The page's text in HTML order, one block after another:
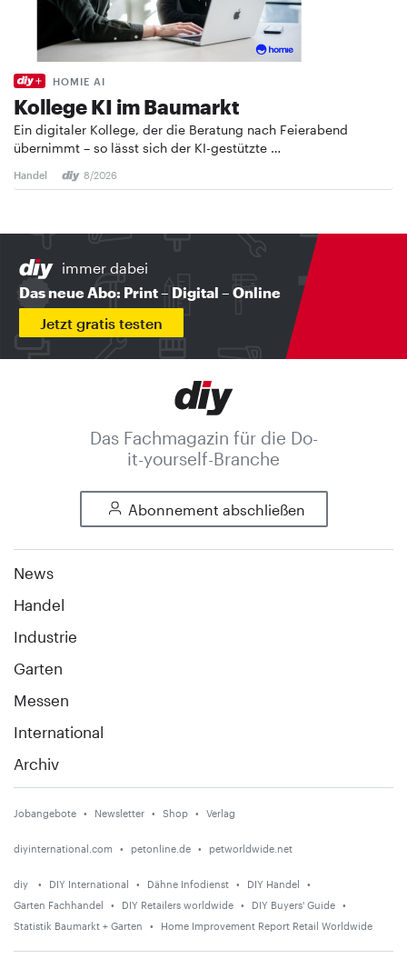
HOMIE AI
Kollege KI im Baumarkt
Ein digitaler Kollege, der die Beratung nach Feierabend
übernimmt – so lässt sich der KI-gestützte …
Handel 8/2026
immer dabei
Das neue Abo: Print – Digital – Online
Jetzt gratis testen
Das Fachmagazin für die Do-
it-yourself-Branche
Abonnement abschließen
News
Handel
Industrie
Garten
Messen
International
Archiv
Jobangebote Newsletter Shop Verlag
diyinternational.com petonline.de petworldwide.net
diy DIY International Dähne Infodienst
DIY Handel
Garten Fachhandel
DIY Retailers worldwide
DIY Buyers' Guide
Statistik Baumarkt + Garten
Home Improvement Report Retail Worldwide